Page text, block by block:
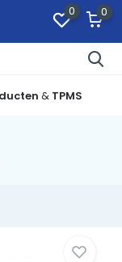
0 0
& TPMS